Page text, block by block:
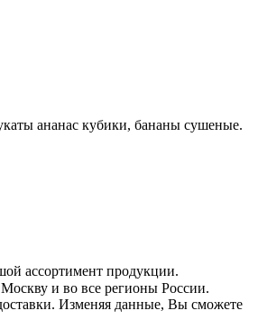
ананас кубики, бананы сушеные.
ассортимент продукции.
и во все регионы России.
Изменяя данные, Вы сможете